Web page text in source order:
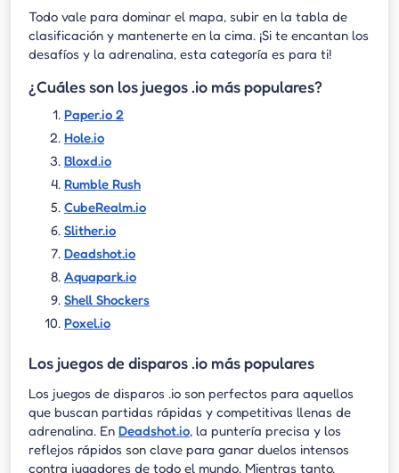
Todo vale para dominar el mapa, subir en la tabla de
clasificación y mantenerte en la cima. ¡Si te encantan los
desafíos y la adrenalina, esta categoría es para ti!
¿Cuáles son los juegos .io más populares?
Paper.io 2
Hole.io
Bloxd.io
Rumble Rush
CubeRealm.io
Slither.io
Deadshot.io
Aquapark.io
Shell Shockers
Poxel.io
Los juegos de disparos .io más populares
Los juegos de disparos .io son perfectos para aquellos
que buscan partidas rápidas y competitivas llenas de
adrenalina. En Deadshot.io, la puntería precisa y los
reflejos rápidos son clave para ganar duelos intensos
contra jugadores de todo el mundo. Mientras tanto,